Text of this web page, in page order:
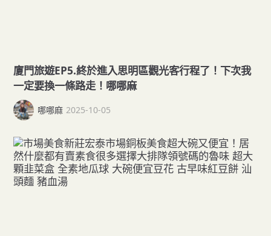
廈門旅遊EP5.終於進入思明區觀光客行程了！下次我
一定要換一條路走！哪哪麻
哪哪麻 2025-10-05